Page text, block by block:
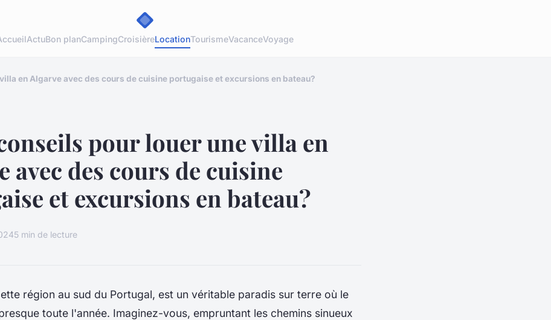
ActuBon planCampingCroisièreLocationTourismeVacanceVoyage
en Algarve avec des cours de cuisine portugaise et excursions en bateau?
pour louer une villa en
avec des cours de cuisine
et excursions en bateau?
5 min de lecture
région au sud du Portugal, est un véritable paradis sur terre où le
toute l'année. Imaginez-vous, empruntant les chemins sinueux